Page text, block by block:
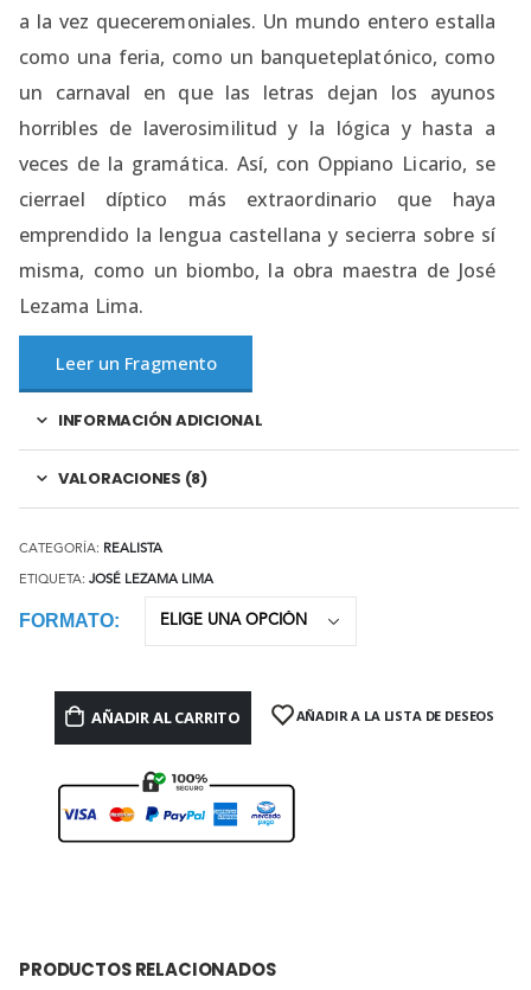
a la vez queceremoniales. Un mundo entero estalla
como una feria, como un banqueteplatónico, como
un carnaval en que las letras dejan los ayunos
horribles de laverosimilitud y la lógica y hasta a
veces de la gramática. Así, con Oppiano Licario, se
cierrael díptico más extraordinario que haya
emprendido la lengua castellana y secierra sobre sí
misma, como un biombo, la obra maestra de José
Lezama Lima.
Leer un Fragmento
INFORMACIÓN ADICIONAL
VALORACIONES (8)
CATEGORÍA: REALISTA
ETIQUETA: JOSÉ LEZAMA LIMA
FORMATO
AÑADIR AL CARRITO AÑADIR A LA LISTA DE DESEOS
PRODUCTOS RELACIONADOS